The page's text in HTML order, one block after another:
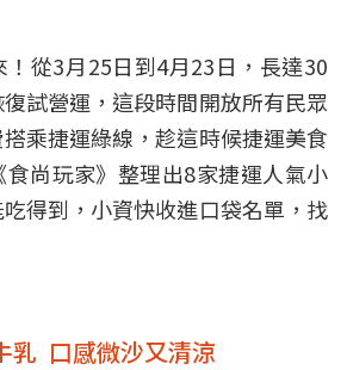
！從3月25日到4月23日，長達30
試營運，這段時間開放所有民眾
乘捷運綠線，趁這時候捷運美食
尚玩家》整理出8家捷運人氣小
得到， 小資快收進口袋名單，找
乳 口感微沙又清涼